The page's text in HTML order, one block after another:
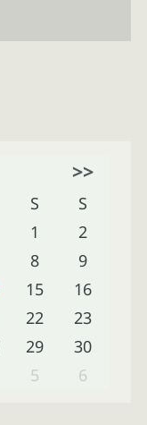
>>
S
S
1
2
8
9
15
16
22
23
29
30
5 6